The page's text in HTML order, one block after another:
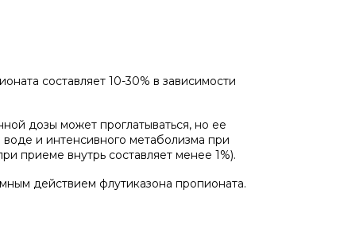
составляет 10-30% в зависимости
дозы может проглатываться, но ее
и интенсивного метаболизма при
приеме внутрь составляет менее 1%).
действием флутиказона пропионата.